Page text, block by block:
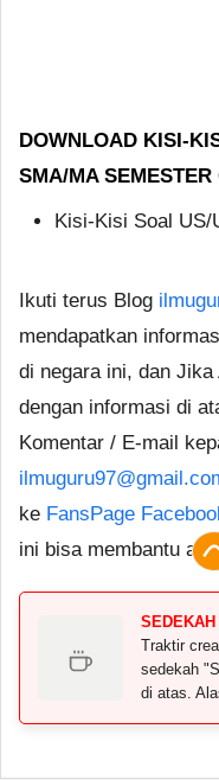
DOWNLOAD KISI-
SMA/MA SEMESTER
Kisi-Kisi Soal US/
Ikuti terus Blog
mendapatkan
di negara ini, dan
dengan informasi di
Komentar / E-mail
ke FansPage
ini bisa membantu
SEDEKAH
Traktir
sedekah
di atas.